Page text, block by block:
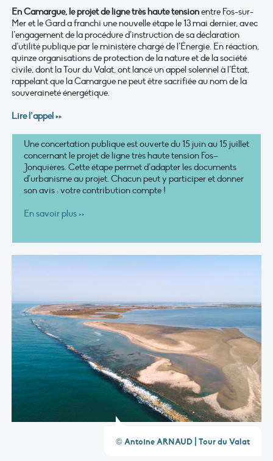
En Camargue, le projet de ligne très haute tensionentre Fos-sur-
Mer et le Gard a franchi une nouvelle étape le 13 mai dernier, avec
l’engagement de la procédure d’instruction de sa déclaration
d’utilité publique par le ministère chargé de l’Énergie. En réaction,
quinze organisations de protection de la nature et de la société
civile, dont la Tour du Valat, ont lancé un appel solennel à l’État,
rappelant que la Camargue ne peut être sacrifiée au nom de la
souveraineté énergétique.
Lire l’appel >>
Une concertation publique est ouverte du 15 juin au 15 juillet
concernant le projet de ligne très haute tension Fos–
Jonquières. Cette étape permet d’adapter les documents
d’urbanisme au projet. Chacun peut y participer et donner
son avis : votre contribution compte !
En savoir plus >>
© Antoine ARNAUD | Tour du Valat